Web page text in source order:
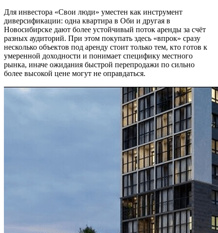
Для инвестора «Свои люди» уместен как инструмент
диверсификации: одна квартира в Оби и другая в
Новосибирске дают более устойчивый поток аренды за счёт
разных аудиторий. При этом покупать здесь «впрок» сразу
несколько объектов под аренду стоит только тем, кто готов к
умеренной доходности и понимает специфику местного
рынка, иначе ожидания быстрой перепродажи по сильно
более высокой цене могут не оправдаться.